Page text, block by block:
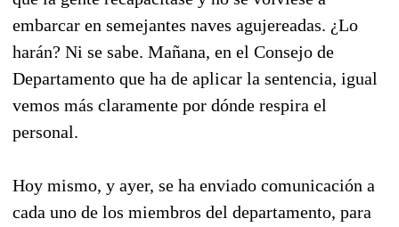
embarcar en semejantes naves agujereadas. ¿Lo
harán? Ni se sabe. Mañana, en el Consejo de
Departamento que ha de aplicar la sentencia, igual
vemos más claramente por dónde respira el
personal.
Hoy mismo, y ayer, se ha enviado comunicación a
cada uno de los miembros del departamento, para